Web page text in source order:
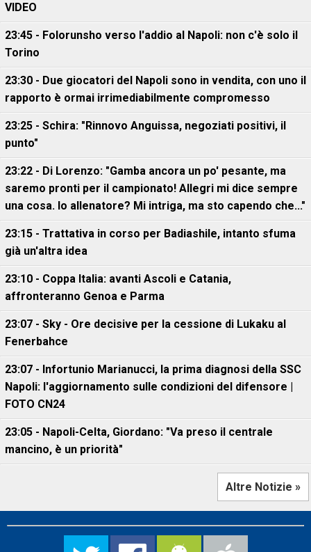
VIDEO
23:45 - Folorunsho verso l'addio al Napoli: non c'è solo il
Torino
23:30 - Due giocatori del Napoli sono in vendita, con uno il
rapporto è ormai irrimediabilmente compromesso
23:25 - Schira: "Rinnovo Anguissa, negoziati positivi, il
punto"
23:22 - Di Lorenzo: "Gamba ancora un po' pesante, ma
saremo pronti per il campionato! Allegri mi dice sempre
una cosa. Io allenatore? Mi intriga, ma sto capendo che..."
23:15 - Trattativa in corso per Badiashile, intanto sfuma
già un'altra idea
23:10 - Coppa Italia: avanti Ascoli e Catania,
affronteranno Genoa e Parma
23:07 - Sky - Ore decisive per la cessione di Lukaku al
Fenerbahce
23:07 - Infortunio Marianucci, la prima diagnosi della SSC
Napoli: l'aggiornamento sulle condizioni del difensore |
FOTO CN24
23:05 - Napoli-Celta, Giordano: "Va preso il centrale
mancino, è un priorità"
Altre Notizie »